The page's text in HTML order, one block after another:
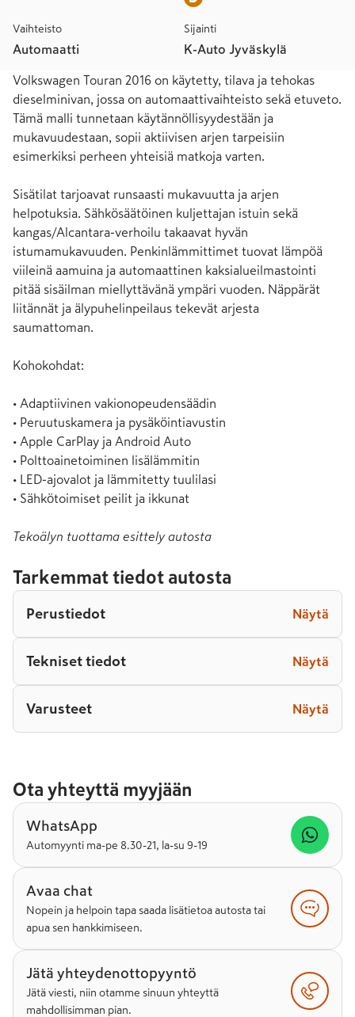
Vaihteisto
Automaatti
Sijainti
K-Auto Jyväskylä
Volkswagen Touran 2016 on käytetty, tilava ja tehokas
dieselminivan, jossa on automaattivaihteisto sekä etuveto.
Tämä malli tunnetaan käytännöllisyydestään ja
mukavuudestaan, sopii aktiivisen arjen tarpeisiin
esimerkiksi perheen yhteisiä matkoja varten.
Sisätilat tarjoavat runsaasti mukavuutta ja arjen
helpotuksia. Sähkösäätöinen kuljettajan istuin sekä
kangas/Alcantara-verhoilu takaavat hyvän
istumamukavuuden. Penkinlämmittimet tuovat lämpöä
viileinä aamuina ja automaattinen kaksialueilmastointi
pitää sisäilman miellyttävänä ympäri vuoden. Näppärät
liitännät ja älypuhelinpeilaus tekevät arjesta
saumattoman.
Kohokohdat:
• Adaptiivinen vakionopeudensäädin
• Peruutuskamera ja pysäköintiavustin
• Apple CarPlay ja Android Auto
• Polttoainetoiminen lisälämmitin
• LED-ajovalot ja lämmitetty tuulilasi
• Sähkötoimiset peilit ja ikkunat
Tekoälyn tuottama esittely autosta
Tarkemmat tiedot autosta
Perustiedot Näytä
Tekniset tiedot Näytä
Varusteet Näytä
Ota yhteyttä myyjään
WhatsApp
Automyynti ma-pe 8.30-21, la-su 9-19
Avaa chat
Nopein ja helpoin tapa saada lisätietoa autosta tai
apua sen hankkimiseen.
Jätä yhteydenottopyyntö
Jätä viesti, niin otamme sinuun yhteyttä
mahdollisimman pian.